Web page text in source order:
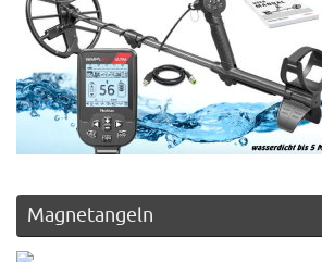
Magnetangeln